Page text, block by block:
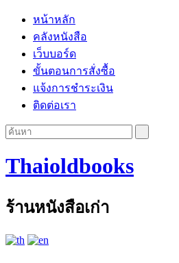
หน้าหลัก
คลังหนังสือ
เว็บบอร์ด
ขั้นตอนการสั่งซื้อ
แจ้งการชำระเงิน
ติดต่อเรา
Thaioldbooks
ร้านหนังสือเก่า